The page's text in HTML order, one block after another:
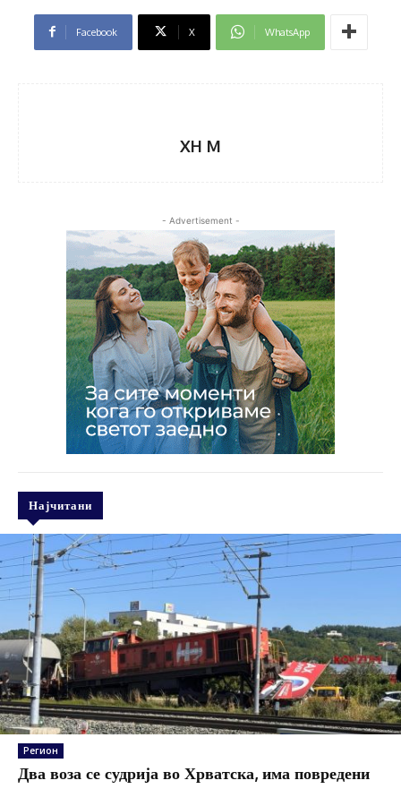
Facebook X WhatsApp
XH M
- Advertisement -
Најчитани
Регион
Два воза се судрија во Хрватска, има повредени